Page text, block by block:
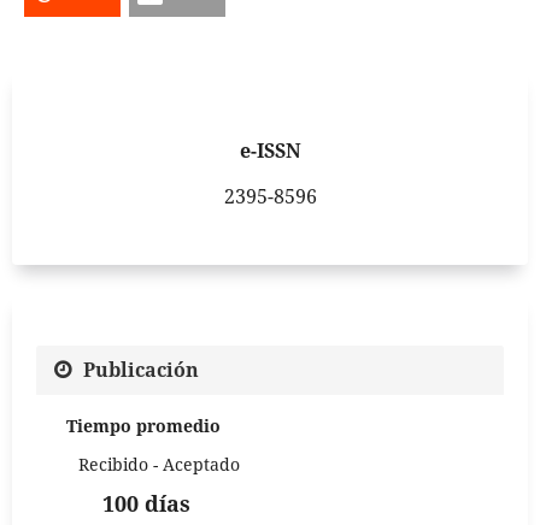
e-ISSN
2395-8596
Publicación
Tiempo promedio
Recibido - Aceptado
100 días